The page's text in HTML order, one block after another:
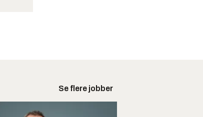
Se flere jobber